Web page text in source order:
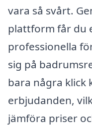
vara så svårt.
plattform får du
professionella
sig på
bara några klick
erbjudanden,
jämföra priser